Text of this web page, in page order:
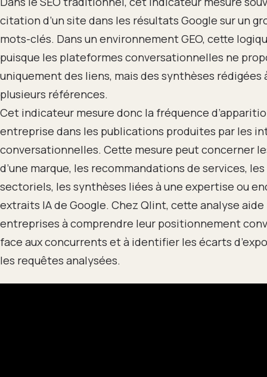
citation d’un site dans les résultats Google sur un
mots-clés. Dans un environnement GEO, cette
puisque les plateformes conversationnelles ne
uniquement des liens, mais des synthèses rédigées
plusieurs références.
Cet indicateur mesure donc la fréquence
entreprise dans les publications produites par les
conversationnelles. Cette mesure peut concerner
d’une marque, les recommandations de services,
sectoriels, les synthèses liées à une expertise ou
extraits IA de Google. Chez Qlint, cette analyse aide
entreprises à comprendre leur positionnement
face aux concurrents et à identifier les écarts
les requêtes analysées.